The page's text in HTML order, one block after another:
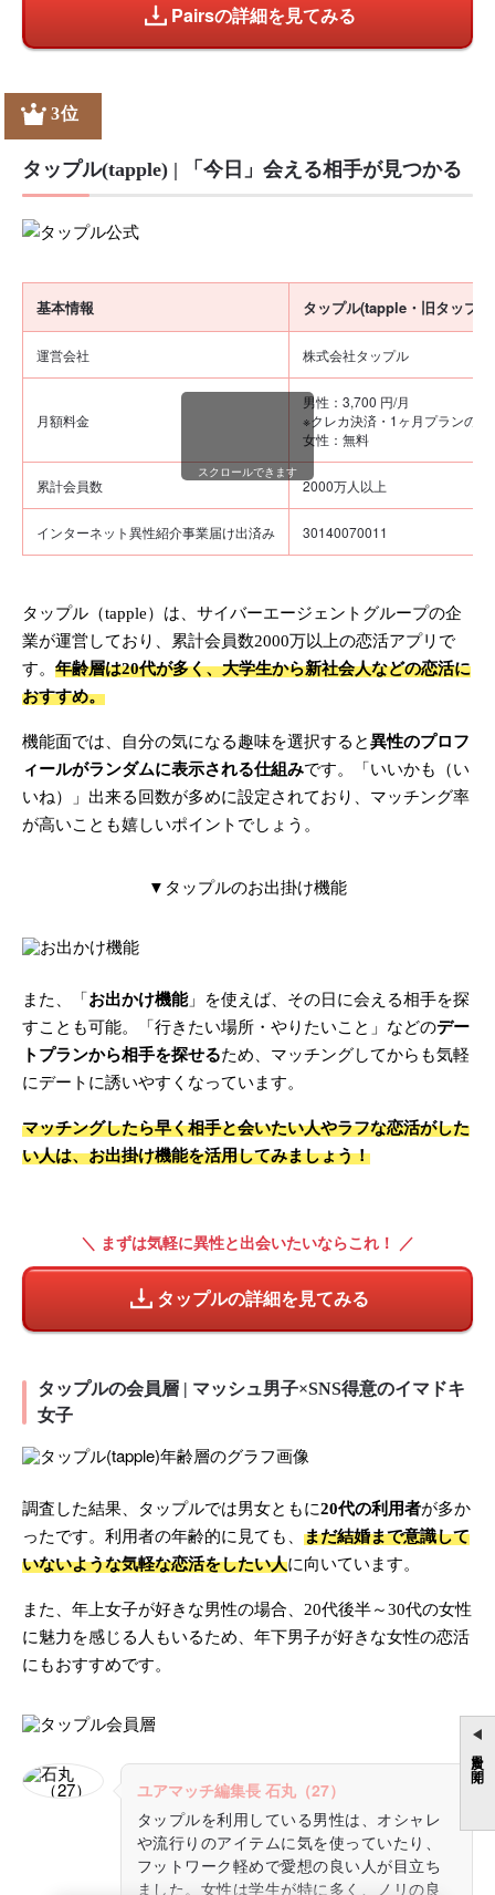
目次を開く
Pairsの詳細を見てみる
3位
タップル(tapple) | 「今日」会える相手が見つかる
基本情報 タップル(tapple・旧タップ
運営会社 株式会社タップル
月額料金
男性：3,700 円/月
※クレカ決済・1ヶ月プランの場
女性：無料
累計会員数 2000万人以上
インターネット異性紹介事業届け出済み 30140070011
スクロールできます
タップル（tapple）は、サイバーエージェントグループの企
業が運営しており、累計会員数2000万以上の恋活アプリで
す。 年齢層は20代が多く、大学生から新社会人などの恋活に
おすすめ。
機能面では、自分の気になる趣味を選択すると異性のプロフ
ィールがランダムに表示される仕組みです。「いいかも（い
いね）」出来る回数が多めに設定されており、マッチング率
が高いことも嬉しいポイントでしょう。
▼タップルのお出掛け機能
また、「 お出かけ機能」を使えば、その日に会える相手を探
すことも可能。「行きたい場所・やりたいこと」などのデー
トプランから相手を探せるため、マッチングしてからも気軽
にデートに誘いやすくなっています。
マッチングしたら早く相手と会いたい人やラフな恋活がした
い人は、お出掛け機能を活用してみましょう！
＼ まずは気軽に異性と出会いたいならこれ！ ／
タップルの詳細を見てみる
タップルの会員層 | マッシュ男子×SNS得意のイマドキ
女子
調査した結果、タップルでは男女ともに20代の利用者が多か
ったです。利用者の年齢的に見ても、 まだ結婚まで意識して
いないような気軽な恋活をしたい人に向いています。
また、年上女子が好きな男性の場合、20代後半～30代の女性
に魅力を感じる人もいるため、年下男子が好きな女性の恋活
にもおすすめです。
ユアマッチ編集長 石丸（27）
タップルを利用している男性は、オシャレ
や流行りのアイテムに気を使っていたり、
フットワーク軽めで愛想の良い人が目立ち
ました。女性は学生が特に多く、ノリの良